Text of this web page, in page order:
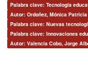
Palabra clave: Tecnología
Autor: Ordoñez, Mónica Patricia
Palabra clave: Nuevas
Palabra clave: Innovaciones
Autor: Valencia Cobo, Jorge